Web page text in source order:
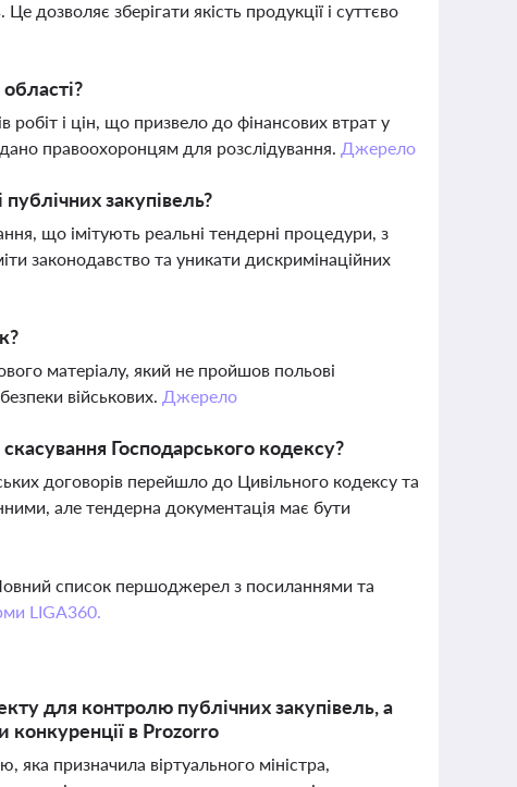
дозволяє зберігати якість продукції і суттєво
і цін, що призвело до фінансових втрат у
правоохоронцям для розслідування. Джерело
закупівель?
що імітують реальні тендерні процедури, з
законодавство та уникати дискримінаційних
матеріалу, який не пройшов польові
військових. Джерело
Господарського кодексу?
договорів перейшло до Цивільного кодексу та
але тендерна документація має бути
список першоджерел з посиланнями та
LIGA360.
для контролю публічних закупівель, а
в Prozorro
яка призначила віртуального міністра,